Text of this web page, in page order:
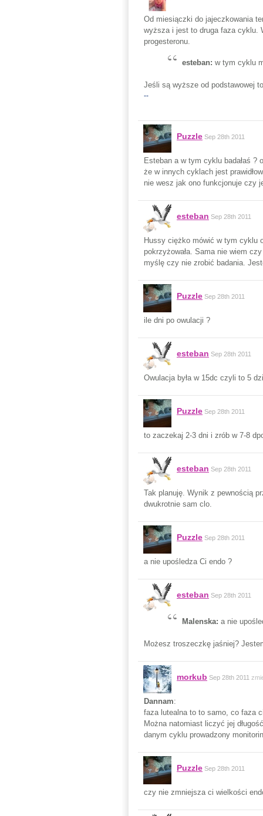
Od miesiączki do jajeczkowania
wyższa i jest to druga faza cyklu.
progesteronu.
esteban: w tym cyklu
Jeśli są wyższe od podstawowej
--
Puzzle Sep 28th 2011
Esteban a w tym cyklu badałaś ?
że w innych cyklach jest
nie wesz jak ono funkcjonuje czy
esteban Sep 28th 2011
Hussy ciężko mówić w tym cyklu
pokrzyżowała. Sama nie wiem
myślę czy nie zrobić badania.
Puzzle Sep 28th 2011
ile dni po owulacji ?
esteban Sep 28th 2011
Owulacja była w 15dc czyli to 5
Puzzle Sep 28th 2011
to zaczekaj 2-3 dni i zrób w 7-8
esteban Sep 28th 2011
Tak planuję. Wynik z pewnością
dwukrotnie sam clo.
Puzzle Sep 28th 2011
a nie upośledza Ci endo ?
esteban Sep 28th 2011
Malenska: a nie
Możesz troszeczkę jaśniej?
morkub Sep 28th 2011
Dannam:
faza lutealna to to samo, co faza
Można natomiast liczyć jej
danym cyklu prowadzony
Puzzle Sep 28th 2011
czy nie zmniejsza ci wielkości